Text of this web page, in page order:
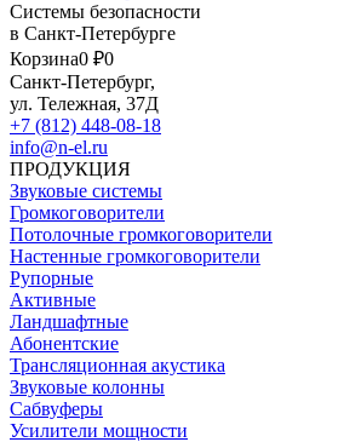
Системы безопасности
в Санкт-Петербурге
Корзина0 ₽0
Санкт-Петербург,
ул. Тележная, 37Д
+7 (812) 448-08-18
info@n-el.ru
ПРОДУКЦИЯ
Звуковые системы
Громкоговорители
Потолочные громкоговорители
Настенные громкоговорители
Рупорные
Активные
Ландшафтные
Абонентские
Трансляционная акустика
Звуковые колонны
Сабвуферы
Усилители мощности